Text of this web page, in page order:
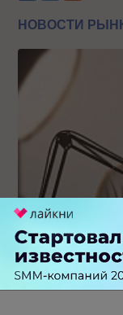
НОВОСТИ
Российский
стагнации после